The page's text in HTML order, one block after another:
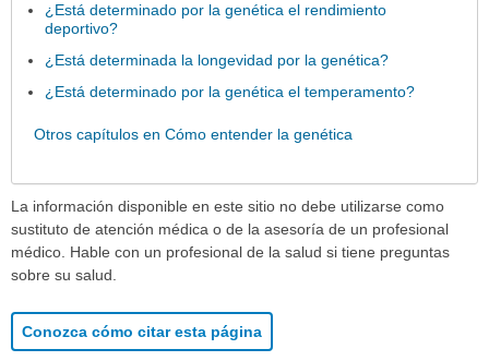
¿Está determinado por la genética el rendimiento
deportivo?
¿Está determinada la longevidad por la genética?
¿Está determinado por la genética el temperamento?
Otros capítulos en Cómo entender la genética
La información disponible en este sitio no debe utilizarse como
sustituto de atención médica o de la asesoría de un profesional
médico. Hable con un profesional de la salud si tiene preguntas
sobre su salud.
Conozca cómo citar esta página